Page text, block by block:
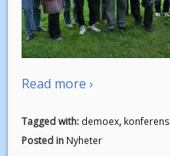
Read more ›
Tagged with: demoex, konferens
Posted in Nyheter